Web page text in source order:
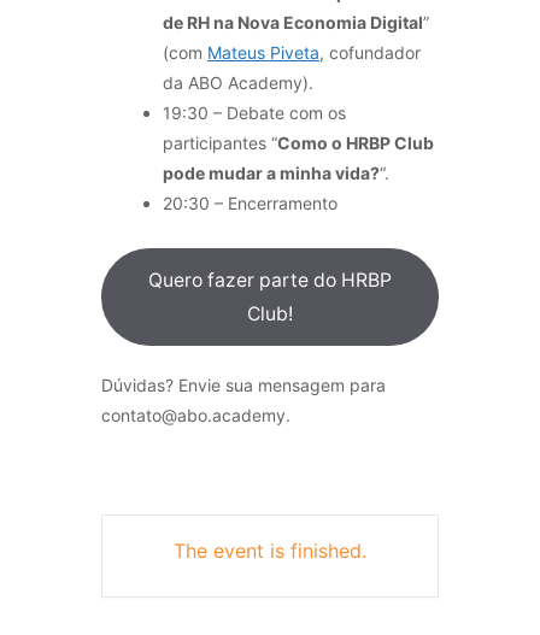
de RH na Nova Economia Digital”
(com Mateus Piveta, cofundador
da ABO Academy).
19:30 – Debate com os
participantes “Como o HRBP Club
pode mudar a minha vida?“.
20:30 – Encerramento
Quero fazer parte do HRBP
Club!
Dúvidas? Envie sua mensagem para
contato@abo.academy.
The event is finished.